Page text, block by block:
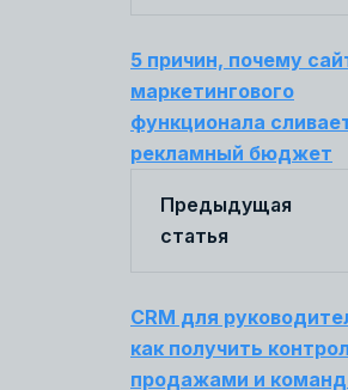
5 причин, почему
маркетингового
функционала
рекламный бюджет
Предыдущая
статья
CRM для
как получить
продажами и